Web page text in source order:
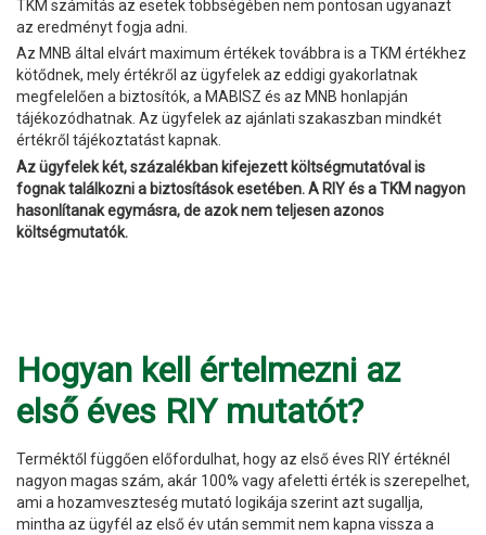
TKM számítás az esetek többségében nem pontosan ugyanazt
az eredményt fogja adni.
Az MNB által elvárt maximum értékek továbbra is a TKM értékhez
kötődnek, mely értékről az ügyfelek az eddigi gyakorlatnak
megfelelően a biztosítók, a MABISZ és az MNB honlapján
tájékozódhatnak. Az ügyfelek az ajánlati szakaszban mindkét
értékről tájékoztatást kapnak.
Az ügyfelek két, százalékban kifejezett költségmutatóval is
fognak találkozni a biztosítások esetében. A RIY és a TKM nagyon
hasonlítanak egymásra, de azok nem teljesen azonos
költségmutatók.
Hogyan kell értelmezni az
első éves RIY mutatót?
Terméktől függően előfordulhat, hogy az első éves RIY értéknél
nagyon magas szám, akár 100% vagy afeletti érték is szerepelhet,
ami a hozamveszteség mutató logikája szerint azt sugallja,
mintha az ügyfél az első év után semmit nem kapna vissza a